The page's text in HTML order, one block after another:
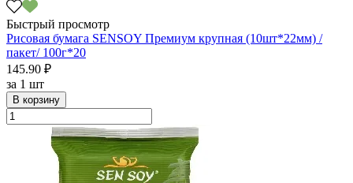
Быстрый просмотр
Рисовая бумага SENSOY Премиум крупная (10шт*22мм) /
пакет/ 100г*20
145.90 ₽
за 1 шт
В корзину